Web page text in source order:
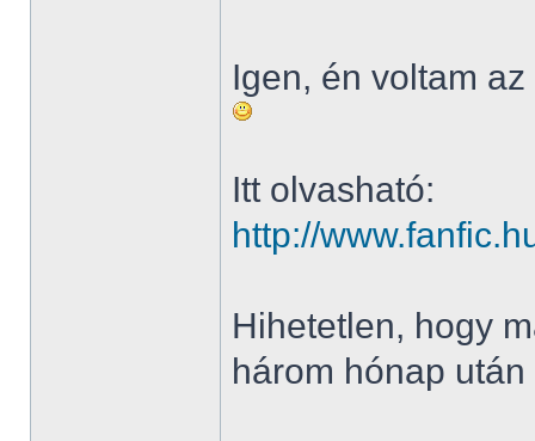
Igen, én voltam
Itt olvasható:
http://
Hihetetlen, hogy
három hónap